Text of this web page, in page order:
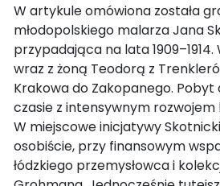
W artykule omówiona została
młodopolskiego malarza Jana
przypadająca na lata 1909–1914.
wraz z żoną Teodorą z
Krakowa do Zakopanego. Pobyt
czasie z intensywnym
W miejscowe inicjatywy
osobiście, przy finansowym
łódzkiego przemysłowca i